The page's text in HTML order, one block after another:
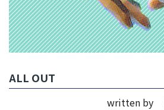
ALL OUT
written by